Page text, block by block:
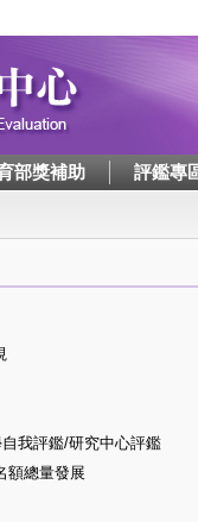
部獎補助 評鑑專
我評鑑/研究中心評鑑
額總量發展